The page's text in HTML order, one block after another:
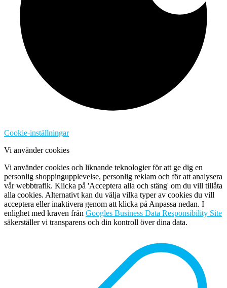
Cookie-inställningar
Vi använder cookies
Vi använder cookies och liknande teknologier för att ge dig en
personlig shoppingupplevelse, personlig reklam och för att analysera
vår webbtrafik. Klicka på 'Acceptera alla och stäng' om du vill tillåta
alla cookies. Alternativt kan du välja vilka typer av cookies du vill
acceptera eller inaktivera genom att klicka på Anpassa nedan. I
enlighet med kraven från Googles Business Data Responsibility Site
säkerställer vi transparens och din kontroll över dina data.